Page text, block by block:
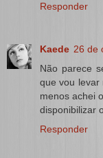
Responder
Kaede 26 de
Não parece
que vou levar
menos achei
disponibilizar
Responder